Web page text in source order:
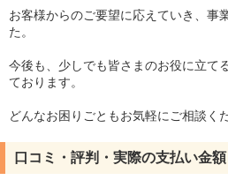
お客様からのご要望に応えていき、事
た。
今後も、少しでも皆さまのお役に立て
ております。
どんなお困りごともお気軽にご相談く
口コミ・評判・実際の支払い金額